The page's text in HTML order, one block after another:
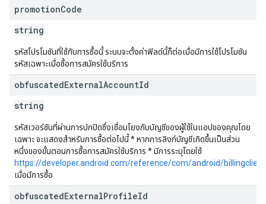
promotionCode
string
รหัสโปรโมชันที่ใช้กับการซื้อนี้ ระบบจะตั้งค่าฟิลด์นี้ก็ต่อเมื่อมีการใช้โปรโมชัน
รหัสเฉพาะเมื่อซื้อการสมัครใช้บริการ
obfuscatedExternalAccountId
string
รหัสเวอร์ชันที่ผ่านการปกปิดซึ่งเชื่อมโยงกับบัญชีของผู้ใช้ในแอปของคุณโดย
เฉพาะ จะแสดงสำหรับการซื้อต่อไปนี้ * หากการลิงก์บัญชีเกิดขึ้นเป็นส่วน
หนึ่งของขั้นตอนการซื้อการสมัครใช้บริการ * มีการระบุโดยใช้
https://developer.android.com/reference/com/android/
เมื่อมีการซื้อ
obfuscatedExternalProfileId